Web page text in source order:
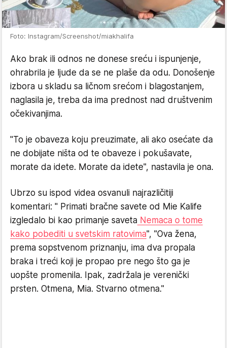
Foto: Instagram/Screenshot/miakhalifa
Ako brak ili odnos ne donese sreću i ispunjenje,
ohrabrila je ljude da se ne plaše da odu. Donošenje
izbora u skladu sa ličnom srećom i blagostanjem,
naglasila je, treba da ima prednost nad društvenim
očekivanjima.
"To je obaveza koju preuzimate, ali ako osećate da
ne dobijate ništa od te obaveze i pokušavate,
morate da idete. Morate da idete", nastavila je ona.
Ubrzo su ispod videa osvanuli najrazličitiji
komentari: " Primati bračne savete od Mie Kalife
izgledalo bi kao primanje saveta Nemaca o tome
kako pobediti u svetskim ratovima", "Ova žena,
prema sopstvenom priznanju, ima dva propala
braka i treći koji je propao pre nego što ga je
uopšte promenila. Ipak, zadržala je verenički
prsten. Otmena, Mia. Stvarno otmena."